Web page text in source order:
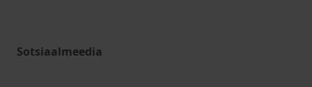
Sotsiaalmeedia